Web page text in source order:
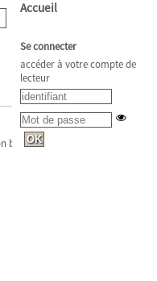
bleu
Accueil
Se connecter
accéder à votre compte de
lecteur